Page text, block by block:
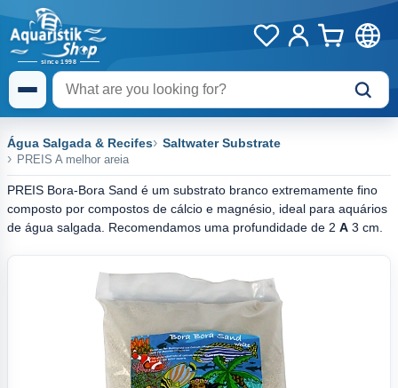
Água Salgada & Recifes Saltwater Substrate
PREIS A melhor areia
PREIS Bora-Bora Sand é um substrato branco extremamente fino
composto por compostos de cálcio e magnésio, ideal para aquários
de água salgada. Recomendamos uma profundidade de 2 A 3 cm.